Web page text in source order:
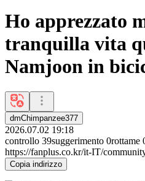
Ho apprezzato
tranquilla vita
Namjoon in
dmChimpanzee377
2026.07.02 19:18
controllo 39suggerimento 0rottame
https://fanplus.co.kr/it-IT/
Copia indirizzo